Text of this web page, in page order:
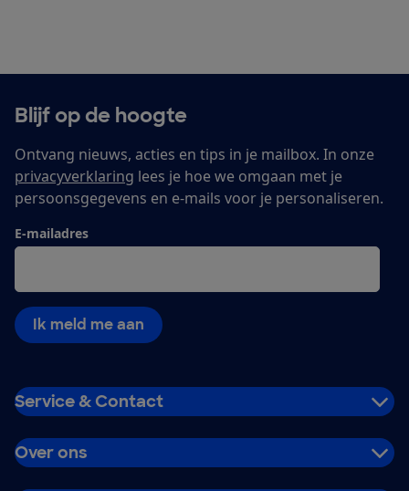
Blijf op de hoogte
Ontvang nieuws, acties en tips in je mailbox. In onze
privacyverklaring lees je hoe we omgaan met je
persoonsgegevens en e-mails voor je personaliseren.
E-mailadres
Ik meld me aan
Service & Contact
Over ons